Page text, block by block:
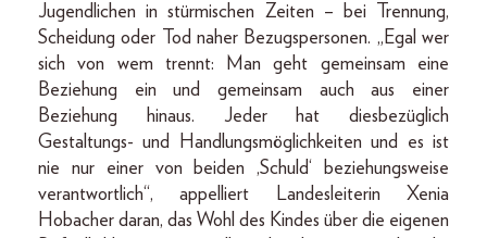
Jugendlichen in stürmischen Zeiten – bei Trennung,
Scheidung oder Tod naher Bezugspersonen. „Egal wer
sich von wem trennt: Man geht gemeinsam eine
Beziehung ein und gemeinsam auch aus einer
Beziehung hinaus. Jeder hat diesbezüglich
Gestaltungs- und Handlungsmöglichkeiten und es ist
nie nur einer von beiden ‚Schuld‘ beziehungsweise
verantwortlich“, appelliert Landesleiterin Xenia
Hobacher daran, das Wohl des Kindes über die eigenen